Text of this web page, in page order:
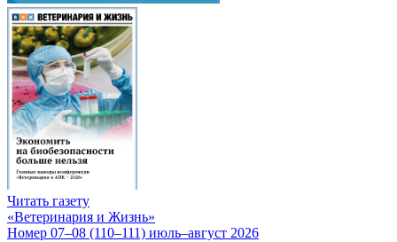
Читать газету
«Ветеринария и Жизнь»
Номер 07–08 (110–111) июль–август 2026